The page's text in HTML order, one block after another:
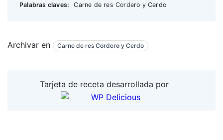
Palabras claves: Carne de res Cordero y Cerdo
Archivar en Carne de res Cordero y Cerdo
Tarjeta de receta desarrollada por